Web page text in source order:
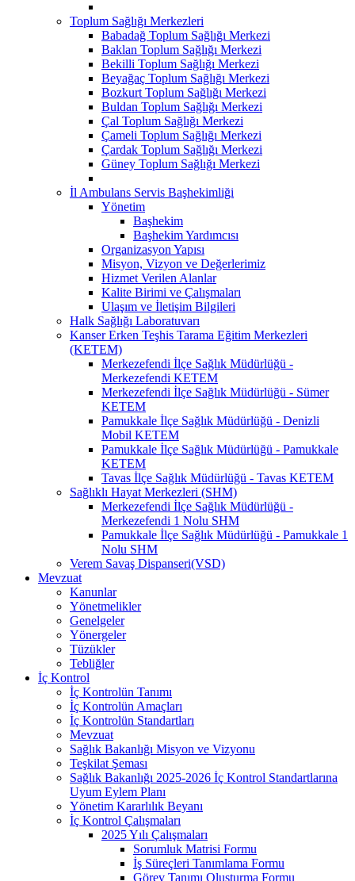
Toplum Sağlığı Merkezleri
Babadağ Toplum Sağlığı Merkezi
Baklan Toplum Sağlığı Merkezi
Bekilli Toplum Sağlığı Merkezi
Beyağaç Toplum Sağlığı Merkezi
Bozkurt Toplum Sağlığı Merkezi
Buldan Toplum Sağlığı Merkezi
Çal Toplum Sağlığı Merkezi
Çameli Toplum Sağlığı Merkezi
Çardak Toplum Sağlığı Merkezi
Güney Toplum Sağlığı Merkezi
İl Ambulans Servis Başhekimliği
Yönetim
Başhekim
Başhekim Yardımcısı
Organizasyon Yapısı
Misyon, Vizyon ve Değerlerimiz
Hizmet Verilen Alanlar
Kalite Birimi ve Çalışmaları
Ulaşım ve İletişim Bilgileri
Halk Sağlığı Laboratuvarı
Kanser Erken Teşhis Tarama Eğitim Merkezleri
(KETEM)
Merkezefendi İlçe Sağlık Müdürlüğü -
Merkezefendi KETEM
Merkezefendi İlçe Sağlık Müdürlüğü - Sümer
KETEM
Pamukkale İlçe Sağlık Müdürlüğü - Denizli
Mobil KETEM
Pamukkale İlçe Sağlık Müdürlüğü - Pamukkale
KETEM
Tavas İlçe Sağlık Müdürlüğü - Tavas KETEM
Sağlıklı Hayat Merkezleri (SHM)
Merkezefendi İlçe Sağlık Müdürlüğü -
Merkezefendi 1 Nolu SHM
Pamukkale İlçe Sağlık Müdürlüğü - Pamukkale 1
Nolu SHM
Verem Savaş Dispanseri(VSD)
Mevzuat
Kanunlar
Yönetmelikler
Genelgeler
Yönergeler
Tüzükler
Tebliğler
İç Kontrol
İç Kontrolün Tanımı
İç Kontrolün Amaçları
İç Kontrolün Standartları
Mevzuat
Sağlık Bakanlığı Misyon ve Vizyonu
Teşkilat Şeması
Sağlık Bakanlığı 2025-2026 İç Kontrol Standartlarına
Uyum Eylem Planı
Yönetim Kararlılık Beyanı
İç Kontrol Çalışmaları
2025 Yılı Çalışmaları
Sorumluk Matrisi Formu
İş Süreçleri Tanımlama Formu
Görev Tanımı Oluşturma Formu